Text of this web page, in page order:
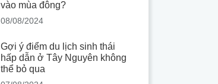
vào mùa đông?
08/08/2024
Gợi ý điểm du lịch sinh thái
hấp dẫn ở Tây Nguyên không
thể bỏ qua